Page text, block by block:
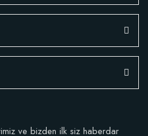
ve bizden ilk siz haberdar